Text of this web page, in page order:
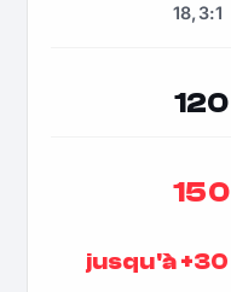
18,3:1
120
150
jusqu'à +30